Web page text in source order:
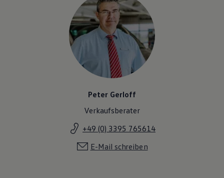
Peter Gerloff
Verkaufsberater
+49 (0) 3395 765614
E-Mail schreiben